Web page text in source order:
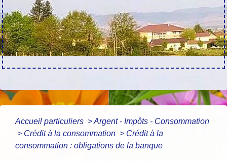
Accueil particuliers >Argent - Impôts - Consommation
> Crédit à la consommation > Crédit à la
consommation : obligations de la banque